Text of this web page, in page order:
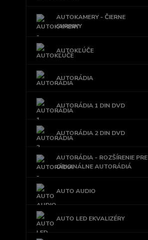
AUTOKAMERY - ČIERNE
SKRINKY
AUTOKĽÚČE
AUTORÁDIA
AUTORÁDIA 1 DIN DVD
AUTORÁDIA 2 DIN DVD
AUTORÁDIA - ROZŠÍRENIE PRE
ORIGINÁLNE AUTORÁDIÁ
AUTO AUDIO
AUTO LED EKVALIZÉRY